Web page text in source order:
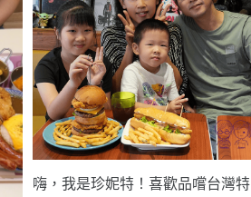
嗨，我是珍妮特！喜歡品嚐台灣特